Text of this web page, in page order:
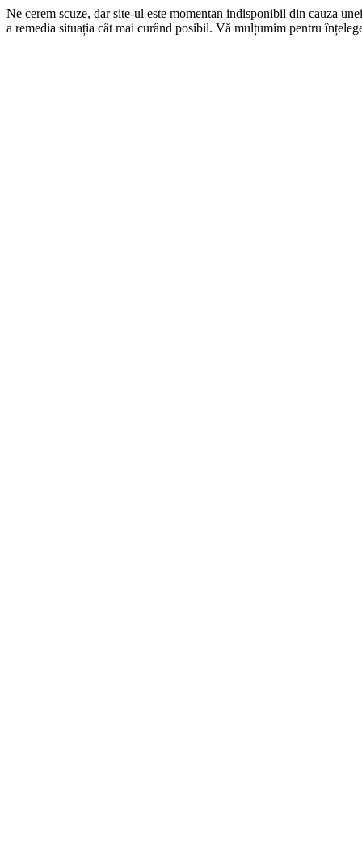
Ne cerem scuze, dar site-ul este momentan indisponibil din cauza
a remedia situația cât mai curând posibil. Vă mulțumim pentru